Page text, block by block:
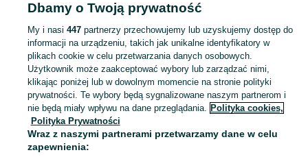
oled smart tv samsung
Zobacz Więcej
Skorzystaj z największego serwisu ogłoszeniowego - Strzeleczki i okolice! Kupuj to, czego pragniesz i sprzedawaj to, czego już nie potrzebujesz! Zobacz
Mapa kategorii
Mapa miejscowości
Mapa ministron
Dbamy o Twoją prywatność
My i nasi 447partnerzy przechowujemy lub uzyskujemy dostęp do
informacji na urządzeniu, takich jak unikalne identyfikatory w
plikach cookie w celu przetwarzania danych osobowych.
Użytkownik może zaakceptować wybory lub zarządzać nimi,
klikając poniżej lub w dowolnym momencie na stronie polityki
prywatności. Te wybory będą sygnalizowane naszym partnerom i
nie będą miały wpływu na dane przeglądania. Polityka cookies,
Polityka Prywatności
Wraz z naszymi partnerami przetwarzamy dane w celu
zapewnienia: